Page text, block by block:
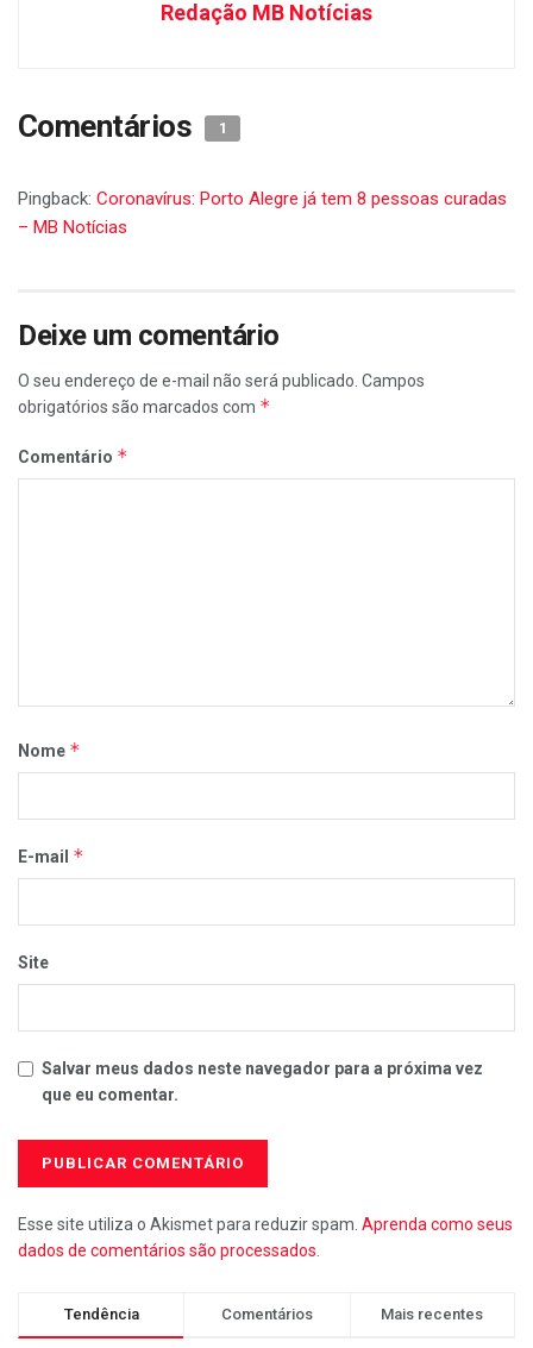
Redação MB Notícias
Comentários 1
Pingback: Coronavírus: Porto Alegre já tem 8 pessoas curadas
– MB Notícias
Deixe um comentário
O seu endereço de e-mail não será publicado. Campos
obrigatórios são marcados com *
Comentário *
Nome *
E-mail *
Site
Salvar meus dados neste navegador para a próxima vez
que eu comentar.
Esse site utiliza o Akismet para reduzir spam. Aprenda como seus
dados de comentários são processados
Tendência Comentários Mais recentes